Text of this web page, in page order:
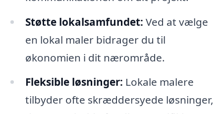
Støtte lokalsamfundet: Ved at vælge
en lokal maler bidrager du til
økonomien i dit nærområde.
Fleksible løsninger: Lokale malere
tilbyder ofte skræddersyede løsninger,